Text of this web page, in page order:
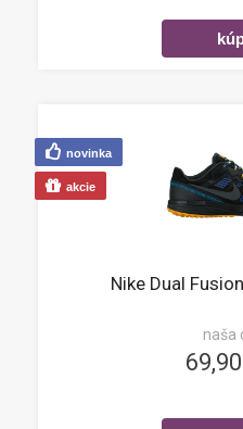
Nike Dual
naša
novinka
akcie